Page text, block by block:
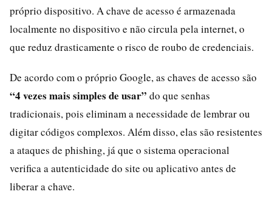
próprio dispositivo. A chave de acesso é armazenada
localmente no dispositivo e não circula pela internet, o
que reduz drasticamente o risco de roubo de credenciais.
De acordo com o próprio Google, as chaves de acesso são
“4 vezes mais simples de usar” do que senhas
tradicionais, pois eliminam a necessidade de lembrar ou
digitar códigos complexos. Além disso, elas são resistentes
a ataques de phishing, já que o sistema operacional
verifica a autenticidade do site ou aplicativo antes de
liberar a chave.